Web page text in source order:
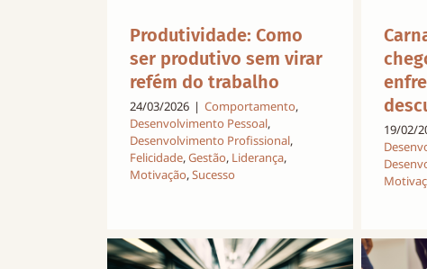
Produtividade: Como
ser produtivo sem virar
refém do trabalho
24/03/2026 | Comportamento,
Desenvolvimento Pessoal,
Desenvolvimento Profissional,
Felicidade,Gestão, Liderança,
Motivação,Sucesso
19/02/